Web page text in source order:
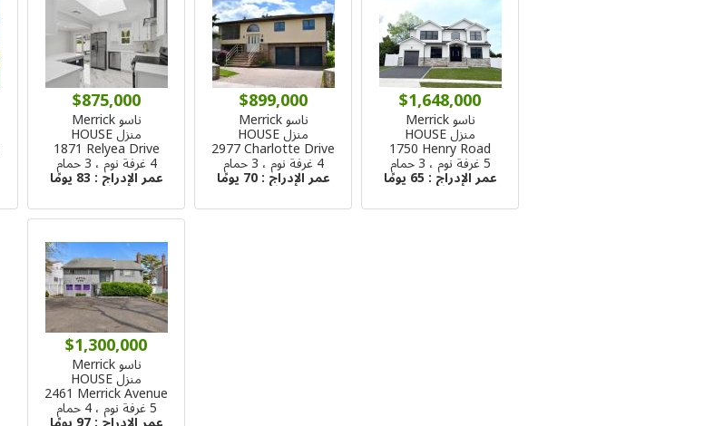
$1,648,000
ناسو Merrick
منزل HOUSE
1750 Henry Road
5 غرفة نوم ، 3 حمام
عمر الإدراج : 65 يومًا
$899,000
ناسو Merrick
منزل HOUSE
2977 Charlotte Drive
4 غرفة نوم ، 3 حمام
عمر الإدراج :70 يومًا
$875,000
ناسو Merrick
منزل HOUSE
1871 Relyea Drive
4 غرفة نوم ، 3 حمام
عمر الإدراج : 83 يومًا
$1,300,000
ناسو Merrick
منزل HOUSE
2461 Merrick Avenue
5 غرفة نوم ، 4 حمام